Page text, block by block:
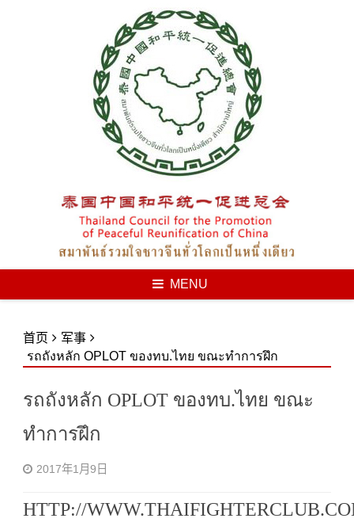
MENU
首页
军事
รถถังหลัก OPLOT ของทบ.ไทย ขณะทำการฝึก
รถถังหลัก OPLOT ของทบ.ไทย ขณะ
ทำการฝึก
2017年1月9日
HTTP://